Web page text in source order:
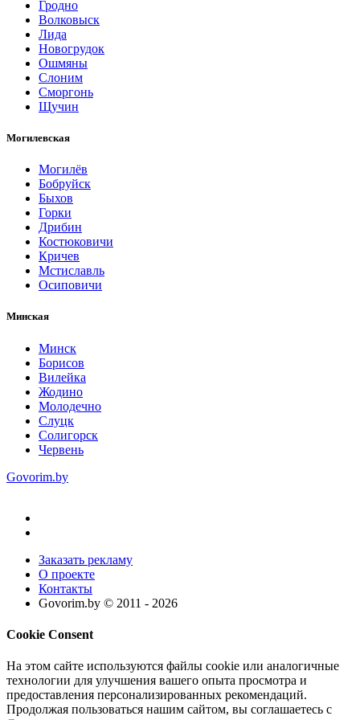
Гродно
Волковыск
Лида
Новогрудок
Ошмяны
Слоним
Сморгонь
Щучин
Могилевская
Могилёв
Бобруйск
Быхов
Горки
Дрибин
Костюковичи
Кричев
Мстиславль
Осиповичи
Минская
Минск
Борисов
Вилейка
Жодино
Молодечно
Слуцк
Солигорск
Червень
Govorim.by
Заказать рекламу
О проекте
Контакты
Govorim.by © 2011 - 2026
Cookie Consent
На этом сайте используются файлы cookie или аналогичные
технологии для улучшения вашего опыта просмотра и
предоставления персонализированных рекомендаций.
Продолжая пользоваться нашим сайтом, вы соглашаетесь с